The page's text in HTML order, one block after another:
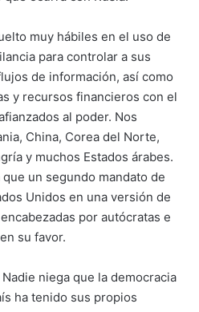
muy hábiles en el uso de
para controlar a sus
de información, así como
y recursos financieros con el
al poder. Nos
China, Corea del Norte,
y muchos Estados árabes.
un segundo mandato de
Unidos en una versión de
por autócratas e
su favor.
niega que la democracia
ha tenido sus propios